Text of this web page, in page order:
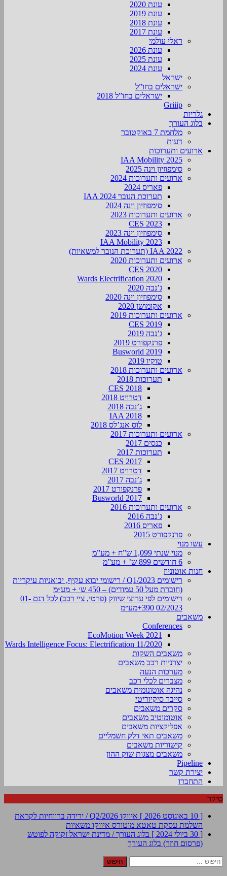
עונת 2020
עונת 2019
עונת 2018
עונת 2017
ראלי עולמי
עונת 2026
עונת 2025
עונת 2024
ישראל
ישראלים בחו”ל
ישראלים בחו”ל 2018
Griiip
גלריות
בלוג העורך
מלחמת 7 באוקטובר
דעות
ארועים ותערוכות
2025 IAA Mobility
סימפוזיון וינה 2025
ארועים ותערוכות 2024
פאריס 2024
תערוכת הנובר IAA 2024
סימפוזיון וינה 2024
ארועים ותערוכות 2023
CES 2023
סימפוזיון וינה 2023
IAA Mobility 2023
IAA 2022 (תערוכת הנובר למשאיות)
ארועים ותערוכות 2020
CES 2020
Wards Electrification 2020
ג’נבה 2020
סימפוזיון וינה 2020
אקומושן 2020
ארועים ותערוכות 2019
CES 2019
ג’נבה 2019
פרנקפורט 2019
Busworld 2019
טוקיו 2019
ארועים ותערוכות 2018
תערוכות 2018
CES 2018
דטרויט 2018
ג’נבה 2018
IAA 2018
לוס אנג’לס 2018
ארועים ותערוכות 2017
כנסים 2017
תערוכות 2017
CES 2017
דטרויט 2017
ג’נבה 2017
פרנקפורט 2017
Busworld 2017
ארועים ותערוכות 2016
ג’נבה 2016
פאריס 2016
פרנקפורט 2015
עשו מנוי
מנוי שנתי 1,099 ש”ח + מע”מ
6 חודשים 899 ש’ + מע”מ
חנות אוטוניוז
רישומים Q1/2023 / רישומי יבוא עקיף, יבואניות עיקריות
(חוברת מעל 50 עמודים) – 450 ש׳ + מע״מ
רישומים לפי ערוצי שיווק (פרטי, ציי רכב) לכל דגם 01-
02/2023 390+מע״מ
משאבים
Conferences
EcoMotion Week 2021
Wards Intelligence Focus: Electrification 11/2020
משאבים השקות
יצרניות רכב משאבים
מערכות הנעה
מצברים לכלי רכב
נהיגה אוטונומית משאבים
סייבר סיקיוריטי
סקרים משאבים
אוטומוטיב משאבים
אפליקציות משאבים
משאבים תאי דלק חשמליים
קישוריות משאבים
משאבים מצגות שוק ההון
Pipeline
יצירת קשר
התחברו
טיקר
[ 10 באוגוסט 2026 ]
איווקו Q2/2026 / ירידה ברווחיות לקראת
השלמת עסקת טאטא מוטורס איווקו משאיות
[ 30 ביולי 2024 ]
בלוג העורך / מדינת ישראל זקוקה לפוטש
(פרסום חוזר) בלוג העורך
חיפוש: